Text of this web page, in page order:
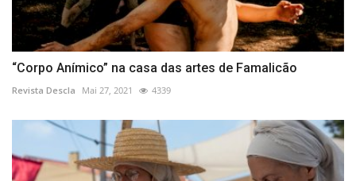
“Corpo Anímico” na casa das artes de Famalicão
Revista Descla Mai 27, 2021 4339